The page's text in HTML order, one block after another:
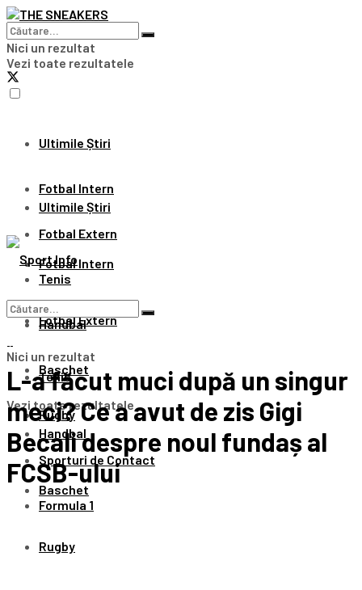
Nici un rezultat
Vezi toate rezultatele
Ultimile Știri
Fotbal Intern
Fotbal Extern
Tenis
Handbal
Baschet
Rugby
Sporturi de Contact
Formula 1
Ultimile Știri
Fotbal Intern
Fotbal Extern
Tenis
Handbal
Baschet
Rugby
Nici un rezultat
Vezi toate rezultatele
L-a făcut muci după un singur
meci? Ce a avut de zis Gigi
Becali despre noul fundaș al
FCSB-ului